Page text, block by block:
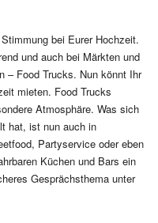
bei Eurer Hochzeit.
und auch bei Märkten und
– Food Trucks. Nun könnt Ihr
mieten. Food Trucks
Atmosphäre. Was sich
hat, ist nun auch in
Partyservice oder eben
Küchen und Bars ein
Gesprächsthema unter